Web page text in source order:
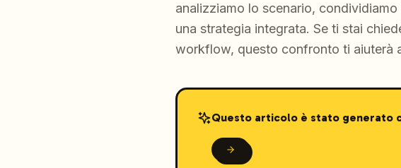
analizziamo lo scenario,
una strategia integrata. Se ti stai
workflow, questo confronto ti aiuterà
Questo articolo è stato generato